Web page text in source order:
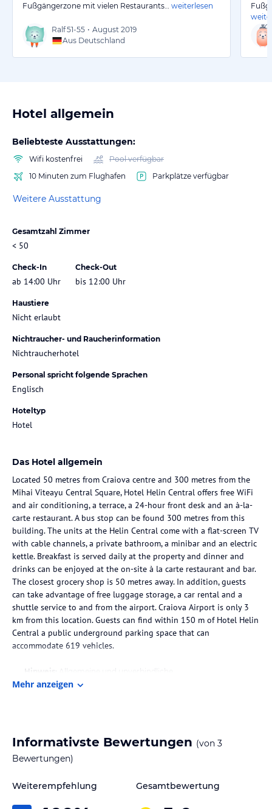
Fußgängerzone mit vielen Restaurants…
weiterlesen
Ralf51-55 • August 2019
Aus Deutschland
Hotel allgemein
Beliebteste Ausstattungen:
Wifi kostenfrei
Pool verfügbar
10 Minuten zum Flughafen
Parkplätze verfügbar
Weitere Ausstattung
Gesamtzahl Zimmer
< 50
Check-In
ab 14:00 Uhr
Check-Out
bis 12:00 Uhr
Haustiere
Nicht erlaubt
Nichtraucher- und Raucherinformation
Nichtraucherhotel
Personal spricht folgende Sprachen
Englisch
Hoteltyp
Hotel
Das Hotel allgemein
Located 50 metres from Craiova centre and 300 metres from the
Mihai Viteayu Central Square, Hotel Helin Central offers free WiFi
and air conditioning, a terrace, a 24-hour front desk and an à-la-
carte restaurant. A bus stop can be found 300 metres from this
building. The units at the Helin Central come with a flat-screen TV
with cable channels, a private bathroom, a minibar and an electric
kettle. Breakfast is served daily at the property and dinner and
drinks can be enjoyed at the on-site à la carte restaurant and bar.
The closest grocery shop is 50 metres away. In addition, guests
can take advantage of free luggage storage, a car rental and a
shuttle service to and from the airport. Craiova Airport is only 3
km from this location. Guests can find within 150 m of Hotel Helin
Central a public underground parking space that can
accommodate 619 vehicles.
Hinweis:
Allgemeine und unverbindliche
Hoteliers-/Veranstalter-/Kataloginformationen. Alle Angaben
Mehr anzeigen
Informativste Bewertungen (von 3
Bewertungen)
Weiterempfehlung Gesamtbewertung